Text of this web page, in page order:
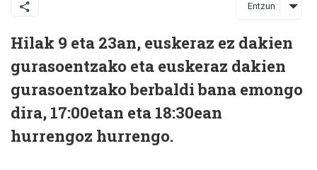
Entzun
Hilak 9 eta 23an, euskeraz ez dakien
gurasoentzako eta euskeraz dakien
gurasoentzako berbaldi bana emongo
dira, 17:00etan eta 18:30ean
hurrengoz hurrengo.